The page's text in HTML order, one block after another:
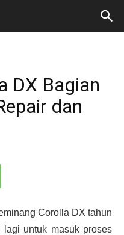
DX Bagian
dan
Corolla DX tahun
untuk masuk proses